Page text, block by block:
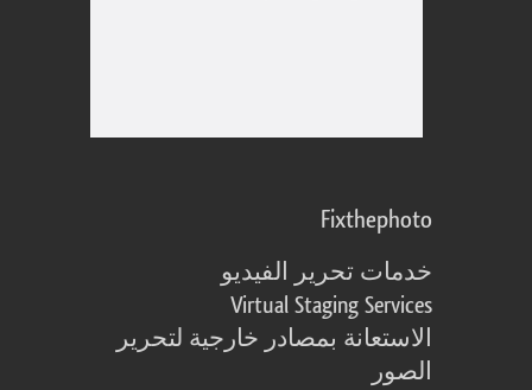
Fixthephoto
خدمات تحرير الفيديو
Virtual Staging Services
الاستعانة بمصادر خارجية لتحرير
الصور